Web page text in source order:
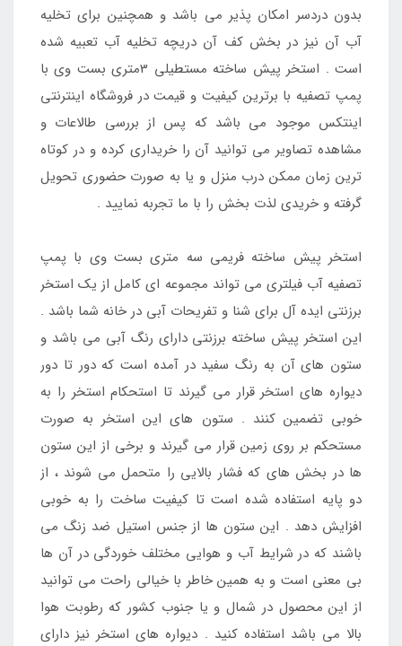
بدون دردسر امکان پذیر می باشد و همچنین برای تخلیه
آب آن نیز در بخش کف آن دریچه تخلیه آب تعبیه شده
است . استخر پیش ساخته مستطیلی 3متری بست وی با
پمپ تصفیه با برترین کیفیت و قیمت در فروشگاه اینترنتی
اینتکس موجود می باشد که پس از بررسی طالاعات و
مشاهده تصاویر می توانید آن را خریداری کرده و در کوتاه
ترین زمان ممکن درب منزل و یا به صورت حضوری تحویل
گرفته و خریدی لذت بخش را با ما تجربه نمایید .
استخر پیش ساخته فریمی سه متری بست وی با پمپ
تصفیه آب فیلتری می تواند مجموعه ای کامل از یک استخر
برزنتی ایده آل برای شنا و تفریحات آبی در خانه شما باشد .
این استخر پیش ساخته برزنتی دارای رنگ آبی می باشد و
ستون های آن به رنگ سفید در آمده است که دور تا دور
دیواره های استخر قرار می گیرند تا استحکام استخر را به
خوبی تضمین کنند . ستون های این استخر به صورت
مستحکم بر روی زمین قرار می گیرند و برخی از این ستون
ها در بخش های که فشار بالایی را متحمل می شوند ، از
دو پایه استفاده شده است تا کیفیت ساخت را به خوبی
افزایش دهد . این ستون ها از جنس استیل ضد زنگ می
باشند که در شرایط آب و هوایی مختلف خوردگی در آن ها
بی معنی است و به همین خاطر با خیالی راحت می توانید
از این محصول در شمال و یا جنوب کشور که رطوبت هوا
بالا می باشد استفاده کنید . دیواره های استخر نیز دارای